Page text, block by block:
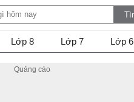
Lớp 8 Lớp 7 Lớp 6